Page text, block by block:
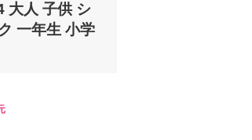
大人 子供 シ
一年生 小学